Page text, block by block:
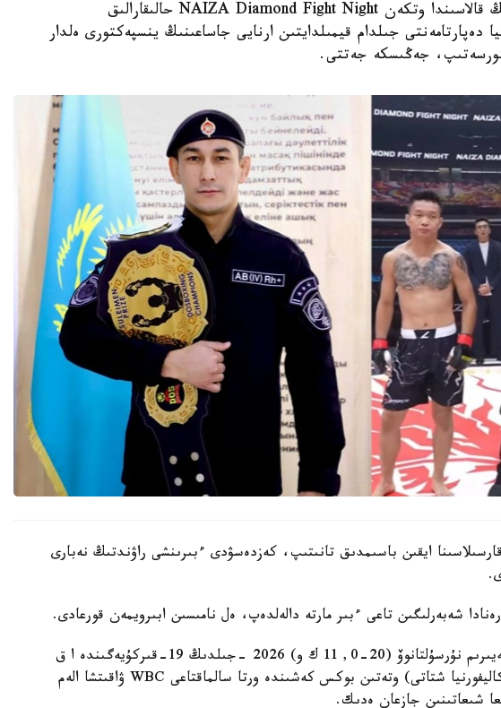
استانا. KAZINFORM - بەيجىڭ قالاسىندا وتكەن NAIZA Diamond Fight Night حالىقارالىق
دەپارتامەنتى جىلدام قيمىلدايتىن ارنايى جاساعىنىڭ ينسپەكتورى ەلدار
ايقىن باسىمدىق تانىتىپ، كەزدەسۋدى ءبىرىنشى راۋندتىڭ نەبارى
ارەنادا شەبەرلىگىن تاعى ءبىر مارتە دالەلدەپ، ەل نامىسىن ابىرويمەن قورعادى.
قازاقستاندىق كاسىپقوي بوكسشى مەيىرىم نۇرسۇلتانوۆ (20-0, 11 ك و) 2026 -جىلدىڭ 19-قىركۇيەگىندە ا ق
ش-تىڭ سان- ديەگو قالاسىندا (كاليفورنيا شتاتى) وتەتىن بوكس كەشىندە ورتا سالماقتاعى WBC ۋاقىتشا الەم
شىعاتىنىن جازعان ەدىك.